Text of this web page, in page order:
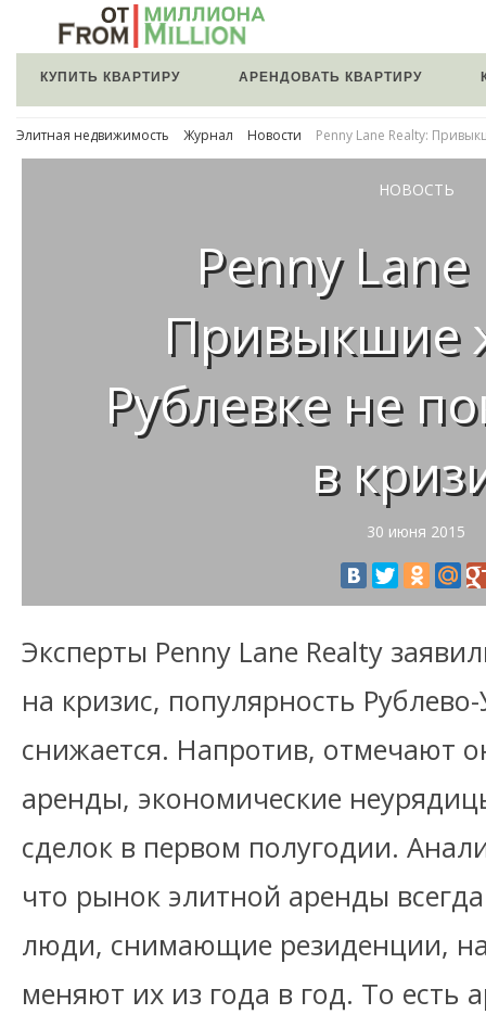
КУПИТЬ КВАРТИРУ АРЕНДОВАТЬ КВАРТИРУ
Элитная недвижимость Журнал Новости Penny Lane Realty:
НОВОСТЬ
Penny Lane
Привыкшие
Рублевке не
в
30 июня 2015
Эксперты Penny Lane Realty
на кризис, популярность
снижается. Напротив, отмечают
аренды, экономические
сделок в первом полугодии.
что рынок элитной аренды
люди, снимающие резиденции,
меняют их из года в год. То есть